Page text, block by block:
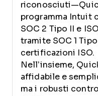
programma Intuit
SOC 2 Tipo II e
tramite SOC 1
certificazioni ISO.
Nell’insieme,
affidabile e
ma i robusti